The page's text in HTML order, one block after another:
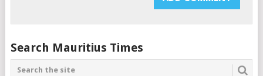
Search Mauritius Times